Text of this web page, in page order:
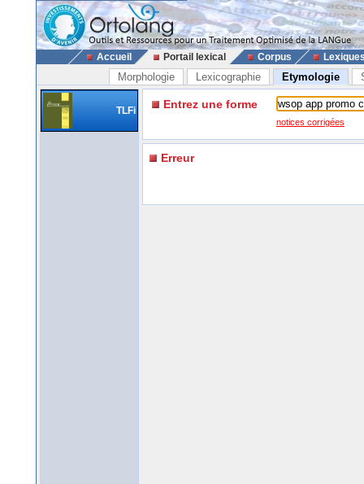
Accueil Portail lexical Corpus
Morphologie Lexicographie Etymologie
TLFi Entrez une forme
notices corrigées
Erreur